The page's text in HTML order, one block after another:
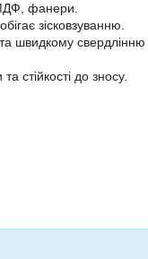
фанери.
зісковзуванню.
швидкому свердлінню
стійкості до зносу.